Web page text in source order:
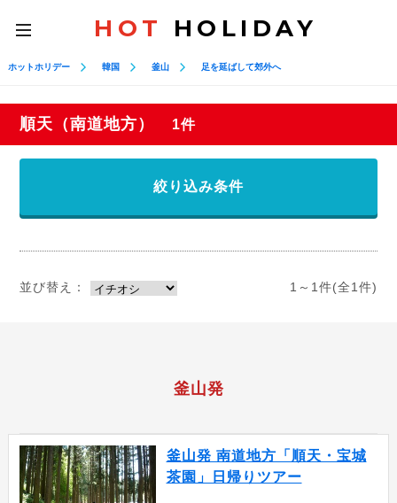
toggle
navigation
HOT HOLIDAY
ホットホリデー 韓国 釜山 足を延ばして郊外へ
順天（南道地方） 1件
絞り込み条件
並び替え： 1～1件(全1件)
釜山発
釜山発 南道地方「順天・宝城
茶園」日帰りツアー